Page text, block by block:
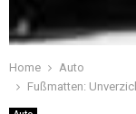
Home
Auto
Fußmatten: